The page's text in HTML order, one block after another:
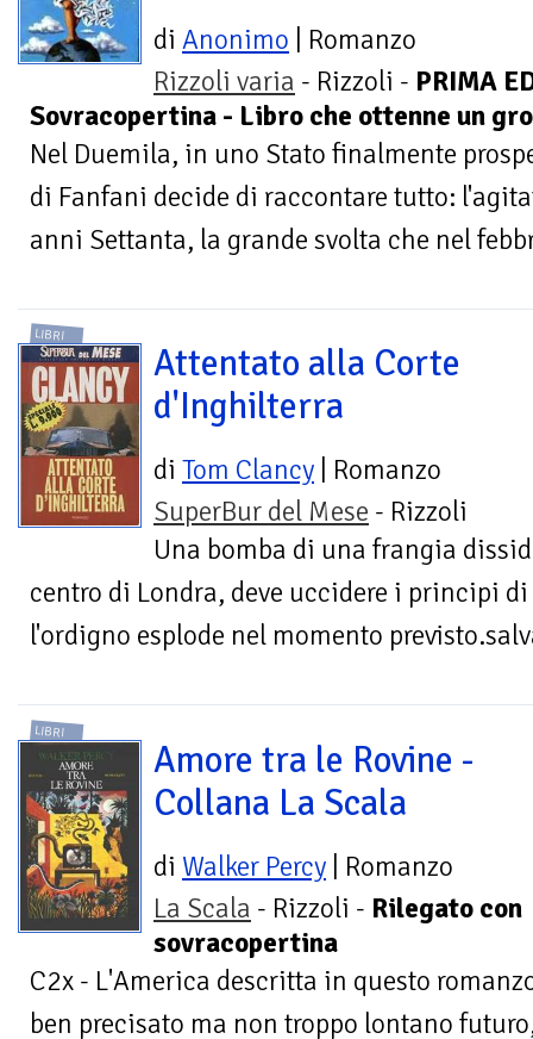
di Anonimo | Romanzo
Rizzoli varia - Rizzoli - PRIMA
Sovracopertina - Libro che ottenne un
Nel Duemila, in uno Stato finalmente
di Fanfani decide di raccontare tutto:
anni Settanta, la grande svolta che nel
LIBRI
Attentato alla Corte
d'Inghilterra
di Tom Clancy | Romanzo
SuperBur del Mese - Rizzoli
Una bomba di una frangia
centro di Londra, deve uccidere i principi
l'ordigno esplode nel momento
LIBRI
Amore tra le Rovine -
Collana La Scala
di Walker Percy | Romanzo
La Scala - Rizzoli - Rilegato con
sovracopertina
C2x - L'America descritta in questo
ben precisato ma non troppo lontano